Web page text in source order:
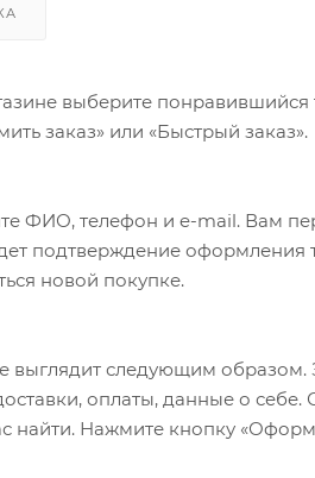
выберите понравившийся
заказ» или «Быстрый заказ».
ФИО, телефон и e-mail. Вам
подтверждение
новой покупке.
выглядит следующим образом.
оплаты, данные о
Нажмите кнопку